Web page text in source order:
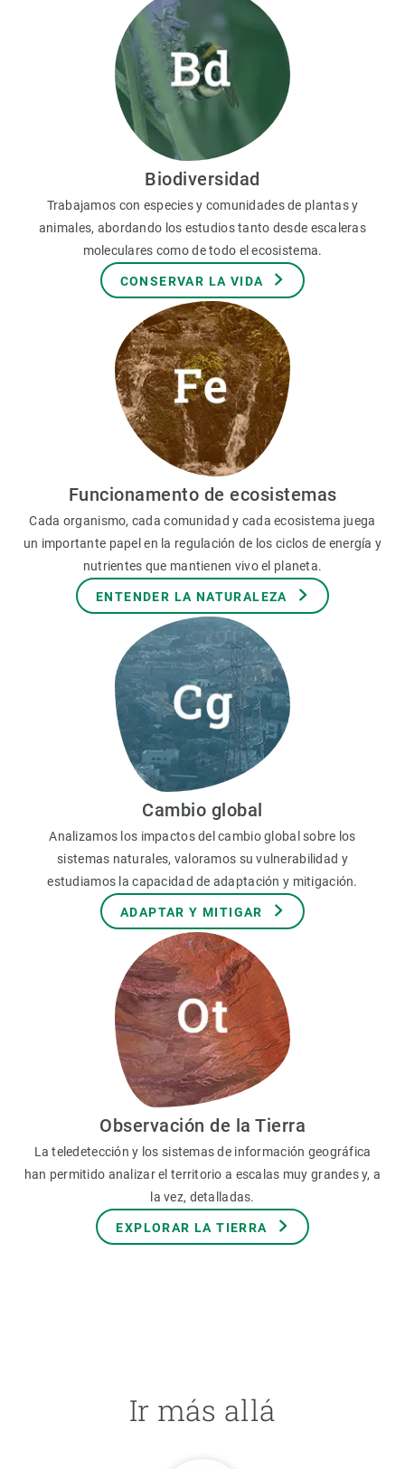
Biodiversidad
Trabajamos con especies y comunidades de plantas y
animales, abordando los estudios tanto desde escaleras
moleculares como de todo el ecosistema.
CONSERVAR LA VIDA
Funcionamento de ecosistemas
Cada organismo, cada comunidad y cada ecosistema juega
un importante papel en la regulación de los ciclos de energía y
nutrientes que mantienen vivo el planeta.
ENTENDER LA NATURALEZA
Cambio global
Analizamos los impactos del cambio global sobre los
sistemas naturales, valoramos su vulnerabilidad y
estudiamos la capacidad de adaptación y mitigación.
ADAPTAR Y MITIGAR
Observación de la Tierra
La teledetección y los sistemas de información geográfica
han permitido analizar el territorio a escalas muy grandes y, a
la vez, detalladas.
EXPLORAR LA TIERRA
Ir más allá